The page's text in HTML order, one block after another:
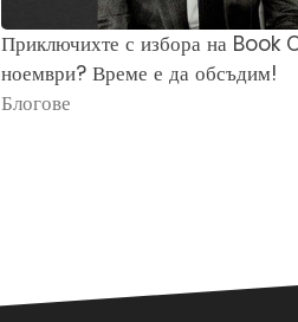
Приключихте с избора на Book
ноември? Време е да обсъдим!
Блогове